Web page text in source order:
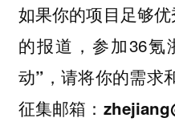
如果你的项目足够
的报道 ，参加36氪
动” ，请将你的需求
征集邮箱：